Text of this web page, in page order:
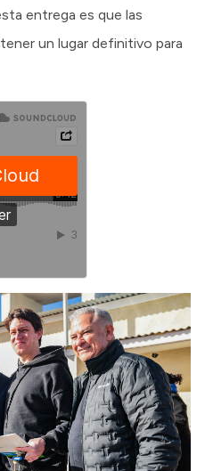
entrega es que las
un lugar definitivo para